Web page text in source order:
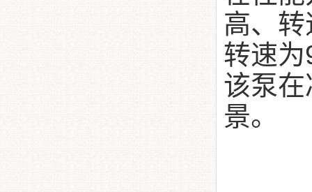
高、
转速
该泵
景。